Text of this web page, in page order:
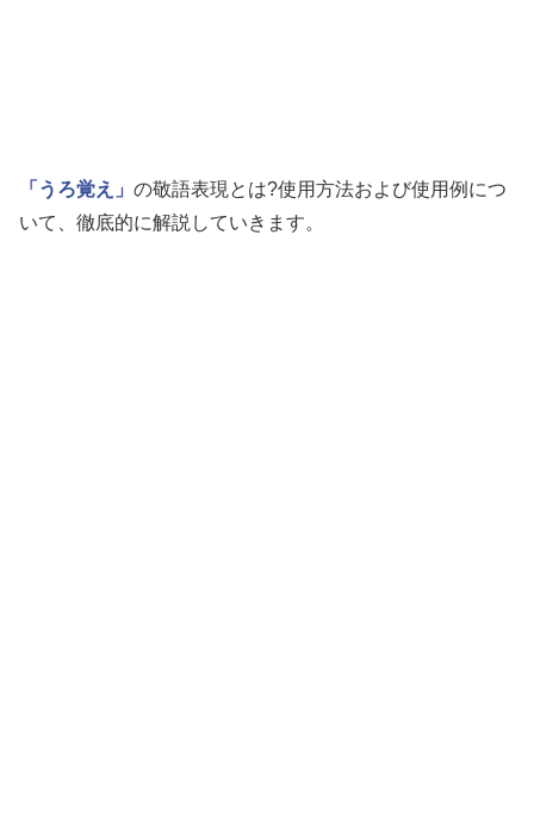
「うろ覚え」 の敬語表現とは?使用方法および使用例につ
いて、徹底的に解説していきます。